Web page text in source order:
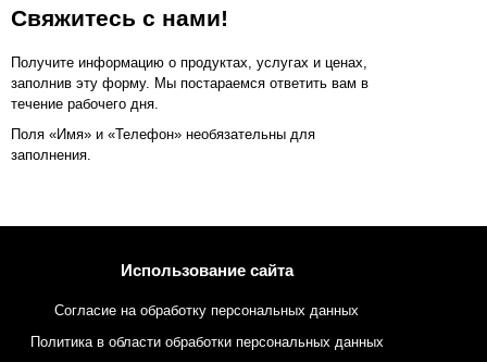
Свяжитесь с нами!
Получите информацию о продуктах, услугах и ценах,
заполнив эту форму. Мы постараемся ответить вам в
течение рабочего дня.
Поля «Имя» и «Телефон» необязательны для
заполнения.
Использование сайта
Согласие на обработку персональных данных
Политика в области обработки персональных данных